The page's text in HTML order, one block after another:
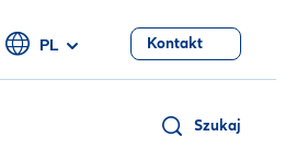
PL Kontakt
Szukaj